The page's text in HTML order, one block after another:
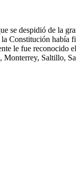
se despidió de la
Constitución
le fue reconocido
Monterrey, Saltillo,